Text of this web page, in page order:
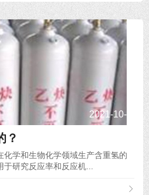
2021-10-14
？
学和生物化学领域生产含重氢的
研究反应率和反应机...